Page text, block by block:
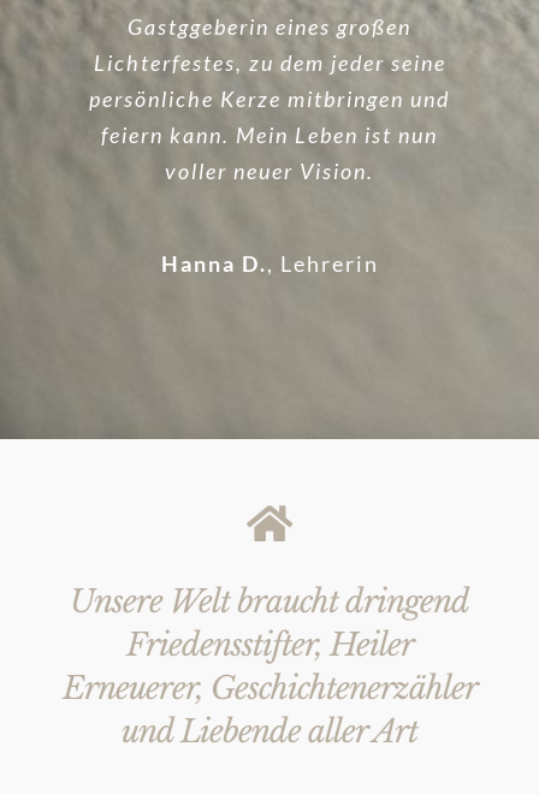
Gastggeberin eines großen
Lichterfestes, zu dem jeder seine
persönliche Kerze mitbringen und
feiern kann. Mein Leben ist nun
voller neuer Vision.
Hanna D., Lehrerin
erlebe. Ein Seminar, das alles
verändert hat.
Unsere Welt braucht dringend
Friedensstifter, Heiler
Erneuerer, Geschichtenerzähler
und Liebende aller Art